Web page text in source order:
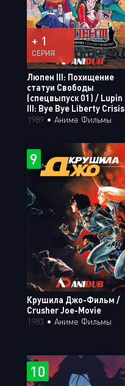
+ 1
СЕРИЯ
Люпен III: Похищение
статуи Свободы
(спецвыпуск 01) / Lupin
III: Bye Bye Liberty Crisis
1989 • Аниме Фильмы
9
Крушила Джо-Фильм /
Crusher Joe-Movie
1983 • Аниме Фильмы
10